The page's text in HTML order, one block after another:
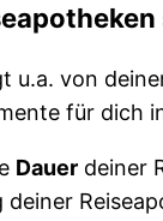
u.a. von
für dich
Dauer deiner
deiner